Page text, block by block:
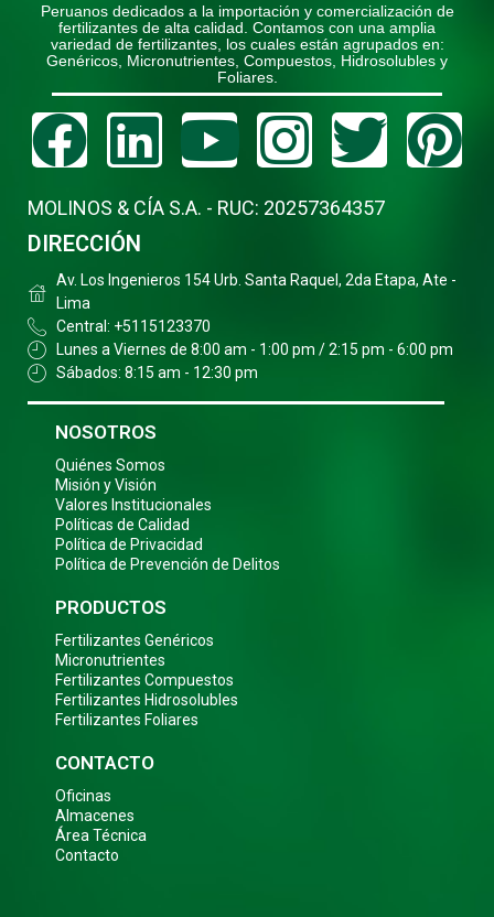
Peruanos dedicados a la importación y comercialización de
fertilizantes de alta calidad. Contamos con una amplia
variedad de fertilizantes, los cuales están agrupados en:
Genéricos, Micronutrientes, Compuestos, Hidrosolubles y
Foliares.
Facebook
Linkedin
Youtube
MOLINOS & CÍA S.A. - RUC: 20257364357
DIRECCIÓN
Av. Los Ingenieros 154 Urb. Santa Raquel, 2da Etapa, Ate -
Lima
Central: +5115123370
Lunes a Viernes de 8:00 am - 1:00 pm / 2:15 pm - 6:00 pm
Sábados: 8:15 am - 12:30 pm
NOSOTROS
Quiénes Somos
Misión y Visión
Valores Institucionales
Políticas de Calidad
Política de Privacidad
Política de Prevención de Delitos
PRODUCTOS
Fertilizantes Genéricos
Micronutrientes
Fertilizantes Compuestos
Fertilizantes Hidrosolubles
Fertilizantes Foliares
CONTACTO
Oficinas
Almacenes
Área Técnica
Contacto